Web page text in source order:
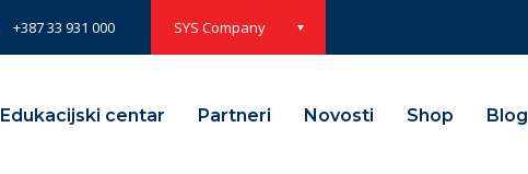
SYS Company
+387 33 931 000
Edukacijski centar Partneri Novosti Shop Blog